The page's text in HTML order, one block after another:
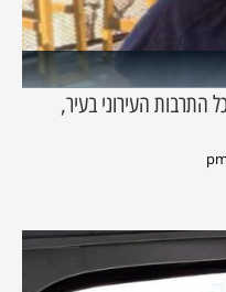
התרבות העירוני בעיר,